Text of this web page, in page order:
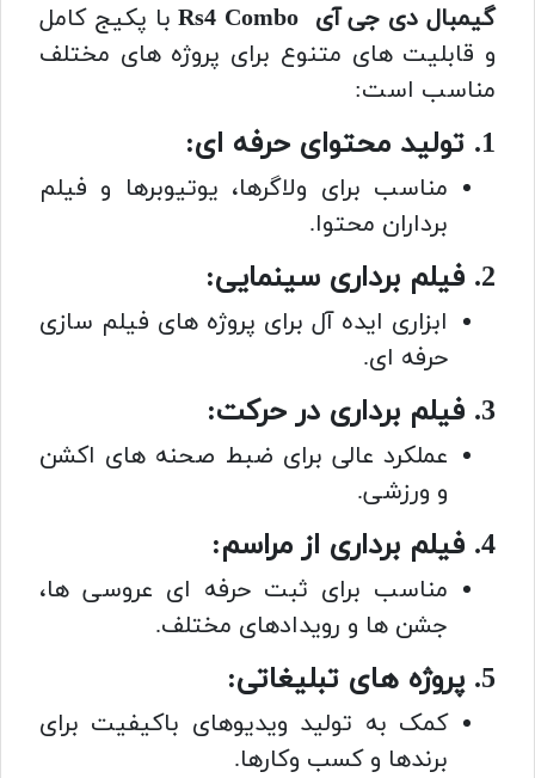
گیمبال دی جی آی Rs4 Combo
با پکیج کامل
و قابلیت های متنوع برای پروژه های مختلف
مناسب است:
1. تولید محتوای حرفه ای:
مناسب برای ولاگرها، یوتیوبرها و فیلم
برداران محتوا.
2. فیلم برداری سینمایی:
ابزاری ایده آل برای پروژه های فیلم سازی
حرفه ای.
3. فیلم برداری در حرکت:
عملکرد عالی برای ضبط صحنه های اکشن
و ورزشی.
4. فیلم برداری از مراسم:
مناسب برای ثبت حرفه ای عروسی ها،
جشن ها و رویدادهای مختلف.
5. پروژه های تبلیغاتی:
کمک به تولید ویدیوهای باکیفیت برای
برندها و کسب وکارها.